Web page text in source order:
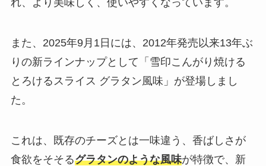
また、2025年9月1日には、2012年発売以来13年ぶ
りの新ラインナップとして「雪印こんがり焼ける
とろけるスライス グラタン風味」が登場しまし
た。
これは、既存のチーズとは一味違う、香ばしさが
食欲をそそるグラタンのような風味が特徴で、新